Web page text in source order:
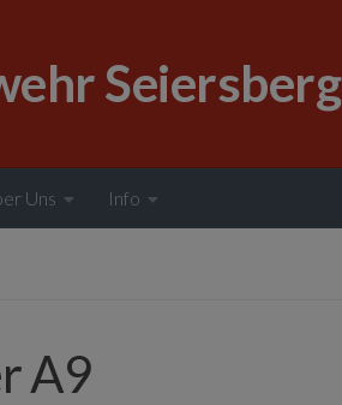
Seiersberg
Uns Info
A9